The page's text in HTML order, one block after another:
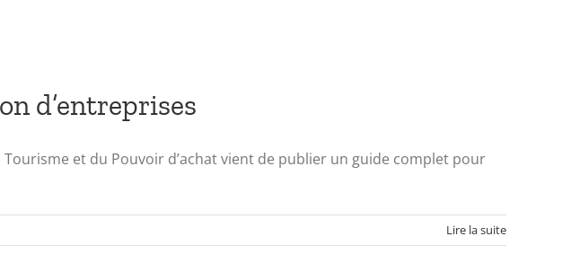
d’entreprises
et du Pouvoir d’achat vient de publier un guide complet pour
Lire la suite